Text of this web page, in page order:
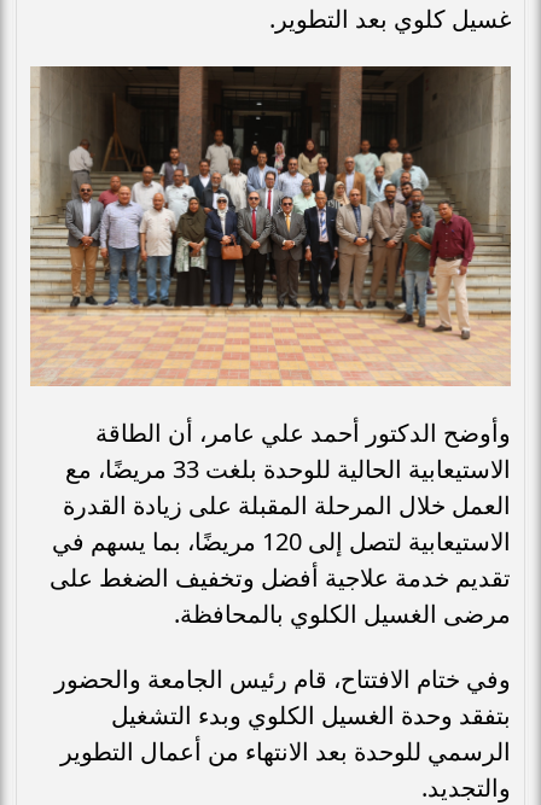
غسيل كلوي بعد التطوير.
وأوضح الدكتور أحمد علي عامر، أن الطاقة
الاستيعابية الحالية للوحدة بلغت 33 مريضًا، مع
العمل خلال المرحلة المقبلة على زيادة القدرة
الاستيعابية لتصل إلى 120 مريضًا، بما يسهم في
تقديم خدمة علاجية أفضل وتخفيف الضغط على
مرضى الغسيل الكلوي بالمحافظة.
وفي ختام الافتتاح، قام رئيس الجامعة والحضور
بتفقد وحدة الغسيل الكلوي وبدء التشغيل
الرسمي للوحدة بعد الانتهاء من أعمال التطوير
والتجديد.